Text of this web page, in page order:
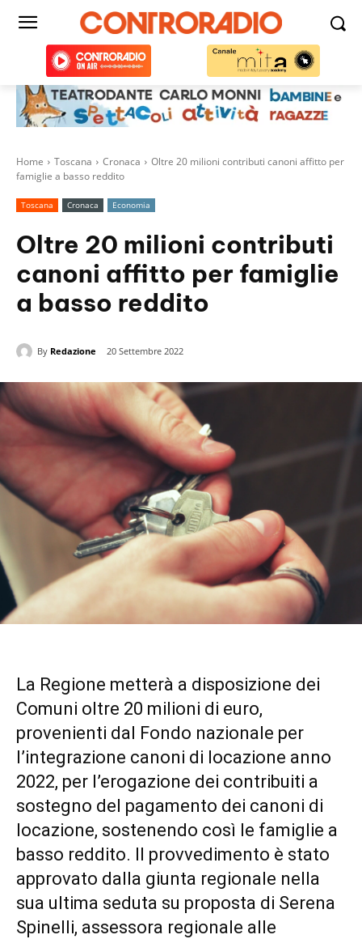
Home Toscana Cronaca
Oltre 20 milioni contributi canoni affitto per
famiglie a basso reddito
Toscana Cronaca Economia
Oltre 20 milioni contributi
canoni affitto per famiglie
a basso reddito
By Redazione 20 Settembre 2022
La Regione metterà a disposizione dei
Comuni oltre 20 milioni di euro,
provenienti dal Fondo nazionale per
l’integrazione canoni di locazione anno
2022, per l’erogazione dei contribuiti a
sostegno del pagamento dei canoni di
locazione, sostenendo così le famiglie a
basso reddito. Il provvedimento è stato
approvato dalla giunta regionale nella
sua ultima seduta su proposta di Serena
Spinelli, assessora regionale alle